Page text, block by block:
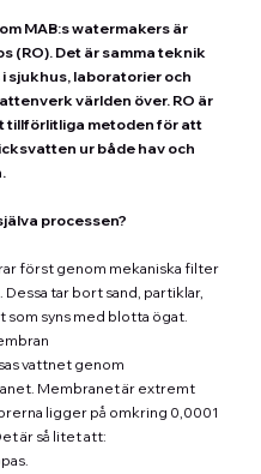
MAB:s watermakers är
(RO). Det är samma teknik
sjukhus, laboratorier och
världen över. RO är
tillförlitliga metoden för att
ur både hav och
processen?
först genom mekaniska filter
Dessa tar bort sand, partiklar,
som syns med blotta ögat.
vattnet genom
Membranet är extremt
ligger på omkring 0,0001
är så litet att: